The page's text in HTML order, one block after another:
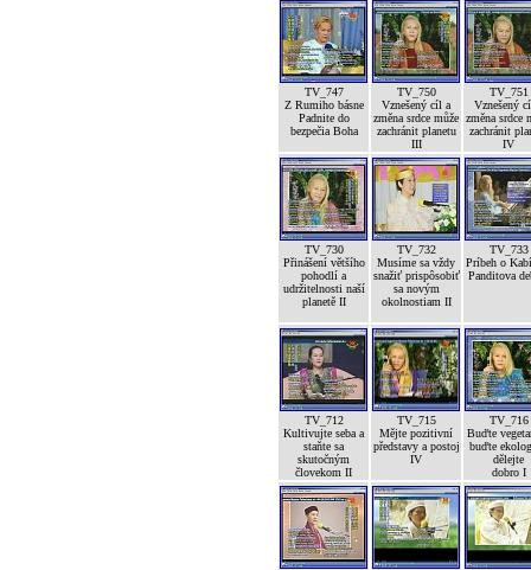
TV_747
Z Rumiho básne
Padnite do
bezpečia Boha
TV_750
Vznešený cíl a
změna srdce může
zachránit planetu
III
TV_751
Vznešený
změna srdce
zachránit
IV
TV_730
Přinášení většího
pohodlí a
udržitelnosti naší
planetě II
TV_732
Musíme sa vždy
snažiť prispôsobiť
sa novým
okolnostiam II
TV_733
Príbeh o
Panditova
TV_712
Kultivujte seba a
staňte sa
skutočným
človekom II
TV_715
Mějte pozitivní
představy a postoj
IV
TV_716
Buďte
buďte
dělejte
dobro I